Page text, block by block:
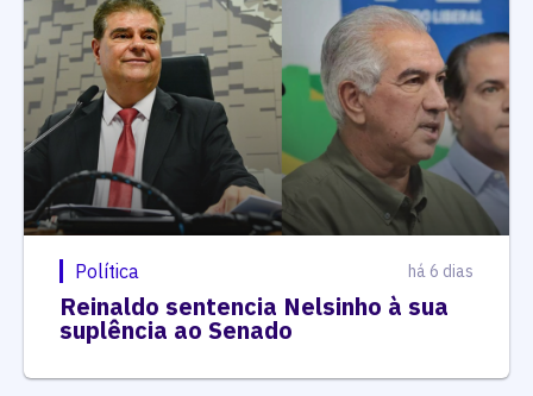
Política há 6 dias
Reinaldo sentencia Nelsinho à sua
suplência ao Senado